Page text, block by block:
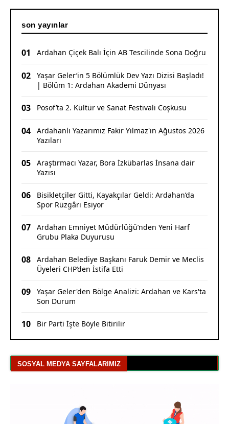
son yayınlar
01 Ardahan Çiçek Balı İçin AB Tescilinde Sona Doğru
02
Yaşar Geler’in 5 Bölümlük Dev Yazı Dizisi Başladı!
| Bölüm 1: Ardahan Akademi Dünyası
03 Posof’ta 2. Kültür ve Sanat Festivali Coşkusu
04
Ardahanlı Yazarımız Fakir Yılmaz'ın Ağustos 2026
Yazıları
05
Araştırmacı Yazar, Bora İzkübarlas İnsana dair
Yazısı
06
Bisikletçiler Gitti, Kayakçılar Geldi: Ardahan’da
Spor Rüzgârı Esiyor
07
Ardahan Emniyet Müdürlüğü’nden Yeni Harf
Grubu Plaka Duyurusu
08
Ardahan Belediye Başkanı Faruk Demir ve Meclis
Üyeleri CHP’den İstifa Etti
09
Yaşar Geler'den Bölge Analizi: Ardahan ve Kars'ta
Son Durum
10 Bir Parti İşte Böyle Bitirilir
SOSYAL MEDYA SAYFALARIMIZ